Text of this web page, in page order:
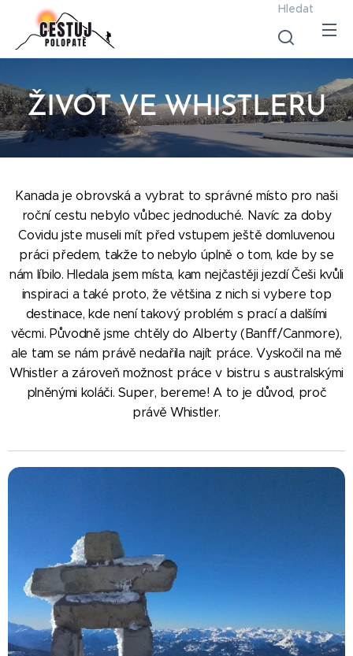
Hledat
ŽIVOT VE WHISTLERU
Kanada je obrovská a vybrat to správné místo pro naši
roční cestu nebylo vůbec jednoduché. Navíc za doby
Covidu jste museli mít před vstupem ještě domluvenou
práci předem, takže to nebylo úplně o tom, kde by se
nám líbilo. Hledala jsem místa, kam nejčastěji jezdí Češi kvůli
inspiraci a také proto, že většina z nich si vybere top
destinace, kde není takový problém s prací a dalšími
věcmi. Původně jsme chtěly do Alberty (Banff/Canmore),
ale tam se nám právě nedařila najít práce. Vyskočil na mě
Whistler a zároveň možnost práce v bistru s australskými
plněnými koláči. Super, bereme! A to je důvod, proč
právě Whistler.